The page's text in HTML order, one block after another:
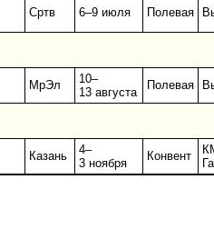
Сртв 6–9 июля Полевая
МрЭл
10–
13 августа
Полевая
Казань
4–
3 ноября
Конвент